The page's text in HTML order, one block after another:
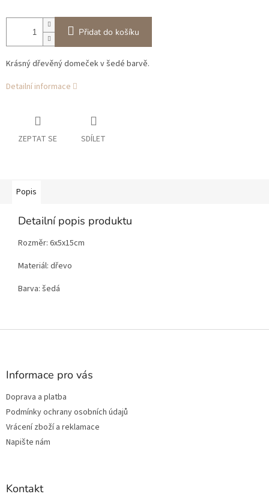
Přidat do košíku
Krásný dřevěný domeček v šedé barvě.
Detailní informace
ZEPTAT SE SDÍLET
Popis
Detailní popis produktu
Rozměr: 6x5x15cm
Materiál: dřevo
Barva: šedá
Z
Informace pro vás
Doprava a platba
Podmínky ochrany osobních údajů
Vrácení zboží a reklamace
Napište nám
Kontakt